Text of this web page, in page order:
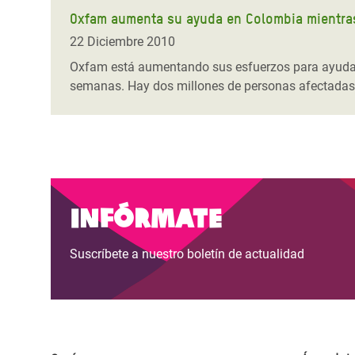
Oxfam aumenta su ayuda en Colombia
22 Diciembre 2010
Oxfam está aumentando sus esfuerzos para
semanas. Hay dos millones de personas
Infórmate
Suscríbete a nuestro boletín de actualidad